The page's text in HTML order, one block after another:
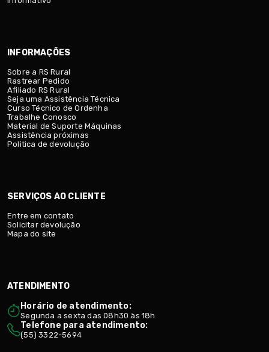
INFORMAÇÕES
Sobre a RS Rural
Rastrear Pedido
Afiliado RS Rural
Seja uma Assistência Técnica
Curso Técnico de Ordenha
Trabalhe Conosco
Material de Suporte Máquinas
Assistência próximas
Politica de devolução
SERVIÇOS AO CLIENTE
Entre em contato
Solicitar devolução
Mapa do site
ATENDIMENTO
Horário de atendimento:
Segunda a sexta das 08h30 às 18h
Telefone para atendimento:
(55) 3322-5694